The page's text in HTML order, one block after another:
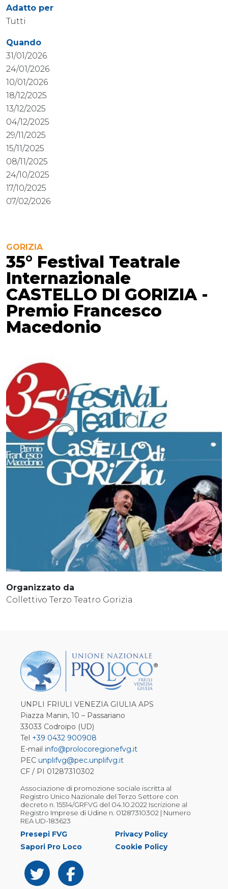
Adatto per
Tutti
Quando
31/01/2026
24/01/2026
10/01/2026
18/12/2025
13/12/2025
04/12/2025
29/11/2025
15/11/2025
08/11/2025
24/10/2025
17/10/2025
07/02/2026
GORIZIA
35° Festival Teatrale
Internazionale
CASTELLO DI GORIZIA -
Premio Francesco
Macedonio
Organizzato da
Collettivo Terzo Teatro Gorizia
UNPLI FRIULI VENEZIA GIULIA APS
Piazza Manin, 10 – Passariano
33033 Codroipo (UD)
Tel +39 0432 900908
E-mail info@prolocoregionefvg.it
PEC unplifvg@pec.unplifvg.it
CF / PI 01287310302
Associazione di promozione sociale iscritta al
Registro Unico Nazionale del Terzo Settore con
decreto n. 15514/GRFVG del 04.10.2022 Iscrizione al
Registro Imprese di Udine n. 01287310302 | Numero
REA UD-183623
Presepi FVG
Sapori Pro Loco
Privacy Policy
Cookie Policy